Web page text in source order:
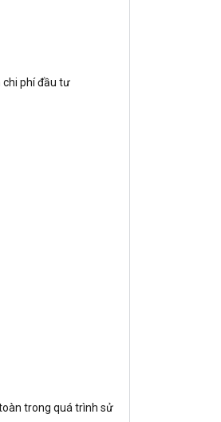
chi phí đầu tư
trong quá trình sử